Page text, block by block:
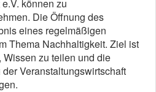
können zu
Die Öffnung des
eines regelmäßigen
Thema Nachhaltigkeit. Ziel ist
zu teilen und die
Veranstaltungswirtschaft